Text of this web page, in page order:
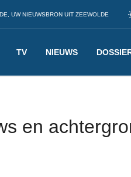
UW NIEUWSBRON UIT ZEEWOLDE
TV NIEUWS
en